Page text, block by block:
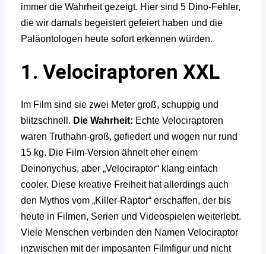
immer die Wahrheit gezeigt. Hier sind 5 Dino-Fehler,
die wir damals begeistert gefeiert haben und die
Paläontologen heute sofort erkennen würden.
1. Velociraptoren XXL
Im Film sind sie zwei Meter groß, schuppig und
blitzschnell. Die Wahrheit: Echte Velociraptoren
waren Truthahn-groß, gefiedert und wogen nur rund
15 kg. Die Film-Version ähnelt eher einem
Deinonychus, aber „Velociraptor“ klang einfach
cooler. Diese kreative Freiheit hat allerdings auch
den Mythos vom „Killer-Raptor“ erschaffen, der bis
heute in Filmen, Serien und Videospielen weiterlebt.
Viele Menschen verbinden den Namen Velociraptor
inzwischen mit der imposanten Filmfigur und nicht